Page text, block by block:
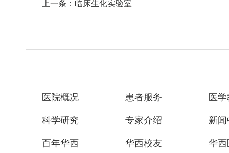
上一条：临床生化实验室
医院概况 患者服务 医
科学研究 专家介绍 新
百年华西 华西校友 华西